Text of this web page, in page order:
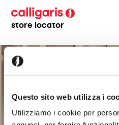
Questo sito web utilizza i
Utilizziamo i cookie per
store locator